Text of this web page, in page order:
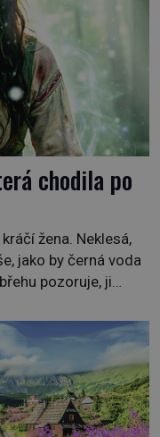
chodila po
žena. Neklesá,
jako by černá voda
pozoruje, ji
v severovýchodním
[…]